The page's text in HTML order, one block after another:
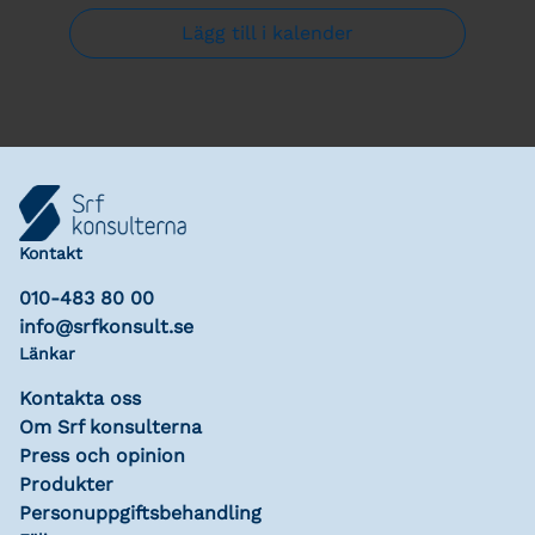
Lägg till i kalender
Kontakt
010-483 80 00
info@srfkonsult.se
Länkar
Kontakta oss
Om Srf konsulterna
Press och opinion
Produkter
Personuppgiftsbehandling